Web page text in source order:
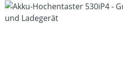
Bildergalerie überspringen